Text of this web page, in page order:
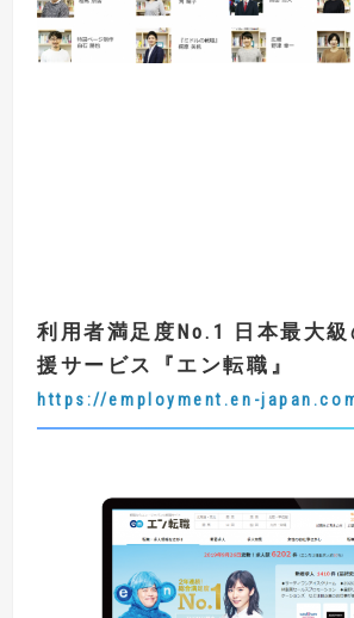
利用者満足度 No.1
日本最大
援サービス
『 エン転職 』
https://employment.en-